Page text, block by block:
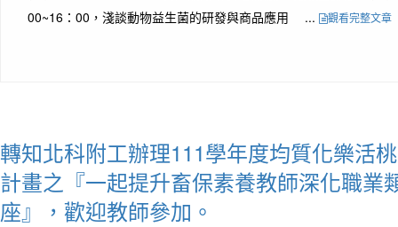
00~16：00，淺談動物益生菌的研發與商品應用 ...
觀看完整文章
轉知北科附工辦理111學年度均質化樂活
計畫之『一起提升畜保素養教師深化職業
座』，歡迎教師參加。